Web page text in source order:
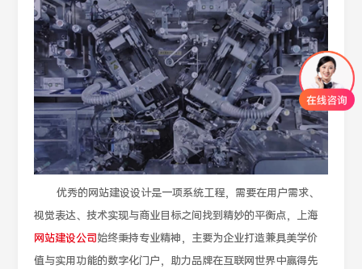
优秀的网站建设设计是一项系统工程，需要在用户需求、
视觉表达、技术实现与商业目标之间找到精妙的平衡点，上海
网站建设公司始终秉持专业精神，主要为企业打造兼具美学价
值与实用功能的数字化门户，助力品牌在互联网世界中赢得先